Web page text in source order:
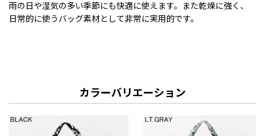
雨の日や湿気の多い季節にも快適に使えます。また乾燥に強く、
日常的に使うバッグ素材として非常に実用的です。
カラーバリエーション